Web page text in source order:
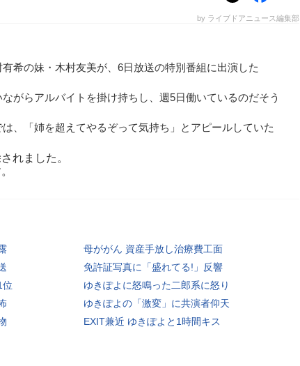
by ライブドアニュース編集部
希の妹・木村友美が、6日放送の特別番組に出演した
がらアルバイトを掛け持ちし、週5日働いているのだそう
、「姉を超えてやるぞって気持ち」とアピールしていた
れました。
母ががん 資産手放し治療費工面
免許証写真に「盛れてる!」反響
位
ゆきぽよに怒鳴った二郎系に怒り
ゆきぽよの「激変」に共演者仰天
EXIT兼近 ゆきぽよと1時間キス